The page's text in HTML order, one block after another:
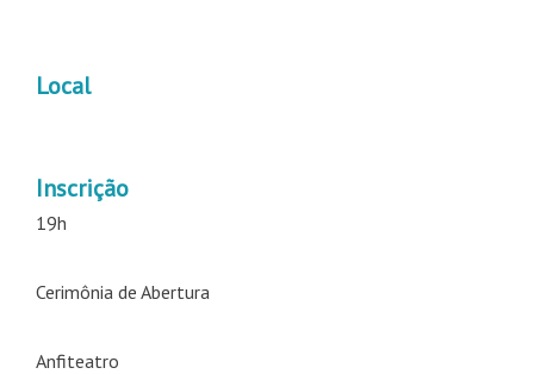
Local
Inscrição
19h
Cerimônia de Abertura
Anfiteatro